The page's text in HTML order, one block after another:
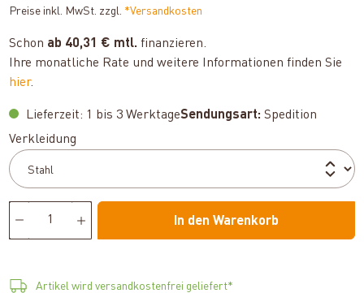
Preise inkl. MwSt. zzgl. *Versandkosten
Schon ab 40,31 € mtl. finanzieren.
Ihre monatliche Rate und weitere Informationen finden Sie
hier.
Lieferzeit: 1 bis 3 WerktageSendungsart: Spedition
Verkleidung
In den Warenkorb
Artikel wird versandkostenfrei geliefert*